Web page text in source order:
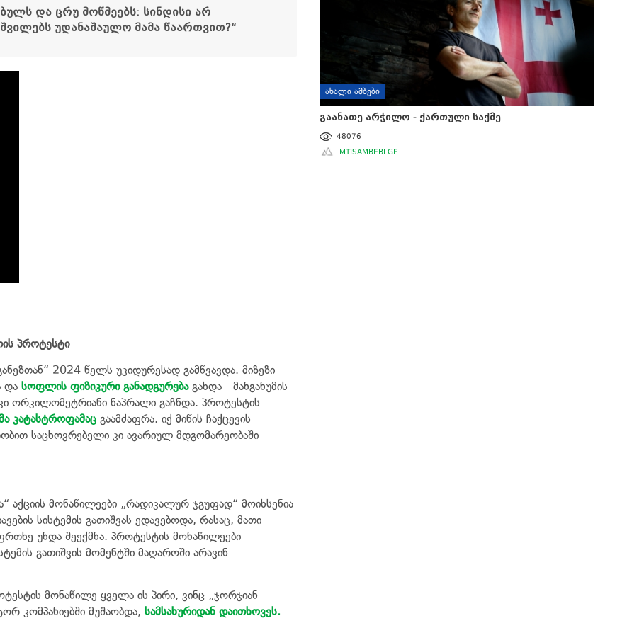
და ცრუ მოწმეებს: სინდისი არ
უდანაშაულო მამა წაართვით?“
პროტესტი
2024 წელს უკიდურესად გამწვავდა. მიზეზი
და სოფლის ფიზიკური განადგურებაგახდა - მანგანუმის
ორკილომეტრიანი ნაპრალი გაჩნდა. პროტესტის
კატასტროფამაც გაამძაფრა. იქ მიწის ჩაქცევის
საცხოვრებელი კი ავარიულ მდგომარეობაში
აქციის მონაწილეები „რადიკალურ ჯგუფად“ მოიხსენია
სისტემის გათიშვას ედავებოდა, რასაც, მათი
უნდა შეექმნა. პროტესტის მონაწილეები
გათიშვის მომენტში მაღაროში არავინ
მონაწილე ყველა ის პირი, ვინც „ჯორჯიან
კომპანიებში მუშაობდა, სამსახურიდან დაითხოვეს.
ᲐᲮᲐᲚᲘ ᲐᲛᲑᲔᲑᲘ
გაანათე არჭილო - ქართული საქმე
48076
MTISAMBEBI.GE